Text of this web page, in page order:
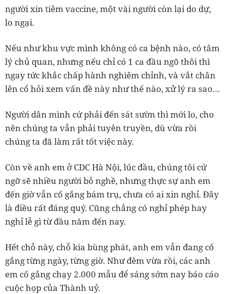
người xin tiêm vaccine, một vài người còn lại do dự,
lo ngại.
Nếu như khu vực mình không có ca bệnh nào, có tâm
lý chủ quan, nhưng nếu chỉ có 1 ca đầu ngõ thôi thì
ngay tức khắc chấp hành nghiêm chỉnh, và vắt chân
lên cổ hỏi xem vấn đề này như thế nào, xử lý ra sao…
Người dân mình cứ phải đến sát sườn thì mới lo, cho
nên chúng ta vẫn phải tuyên truyền, dù vừa rồi
chúng ta đã làm rất tốt việc này.
Còn về anh em ở CDC Hà Nội, lúc đầu, chúng tôi cứ
ngỡ sẽ nhiều người bỏ nghề, nhưng thực sự anh em
đến giờ vẫn cố gắng bám trụ, chưa có ai xin nghỉ. Đây
là điều rất đáng quý. Cũng chẳng có nghỉ phép hay
nghỉ lễ gì từ đầu năm đến nay.
Hết chỗ này, chỗ kia bùng phát, anh em vẫn đang cố
gắng từng ngày, từng giờ. Như đêm vừa rồi, các anh
em cố gắng chạy 2.000 mẫu để sáng sớm nay báo cáo
cuộc họp của Thành uỷ.